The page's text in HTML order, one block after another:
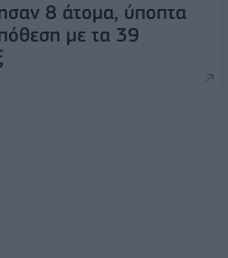
8 άτομα, ύποπτα
με τα 39